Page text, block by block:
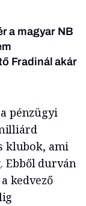
a magyar NB
Fradinál akár
pénzügyi
klubok, ami
Ebből durván
kedvező